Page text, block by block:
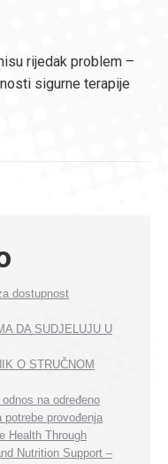
rijedak problem –
sigurne terapije
dostupnost
DA SUDJELUJU U
O STRUČNOM
na određeno
provođenja
Health Through
Nutrition Support –